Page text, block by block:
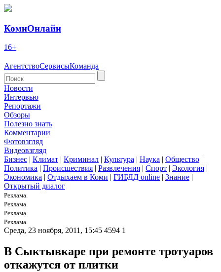
КомиОнлайн
16+
АгентствоСервисыКоманда
Новости
Интервью
Репортажи
Обзоры
Полезно знать
Комментарии
Фотовзгляд
Видеовзгляд
Бизнес | Климат | Криминал | Культура | Наука | Общество |
Политика | Происшествия | Развлечения | Спорт | Экология |
Экономика | Отдыхаем в Коми | ГИБДД online | Знание |
Открытый диалог
Реклама.
Реклама.
Реклама.
Реклама.
Среда, 23 ноября, 2011, 15:45 4594 1
В Сыктывкаре при ремонте тротуаров
откажутся от плитки